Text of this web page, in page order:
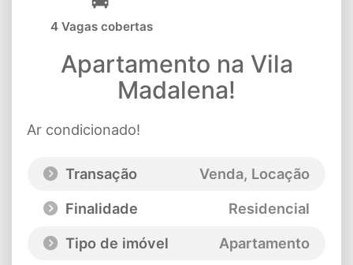
4 Vagas cobertas
Apartamento na Vila
Madalena!
Ar condicionado!
Transação
Venda, Locação
Finalidade
Residencial
Tipo de imóvel
Apartamento